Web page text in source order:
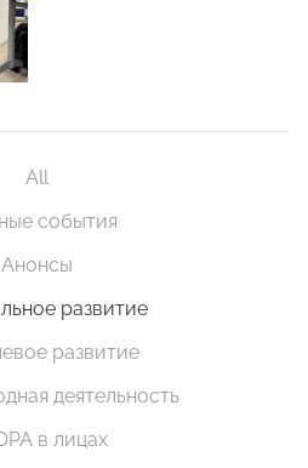
All
события
Анонсы
развитие
развитие
деятельность
в лицах